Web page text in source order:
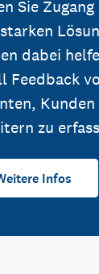
Sie Zugang
dabei
Feedback
zu
Infos